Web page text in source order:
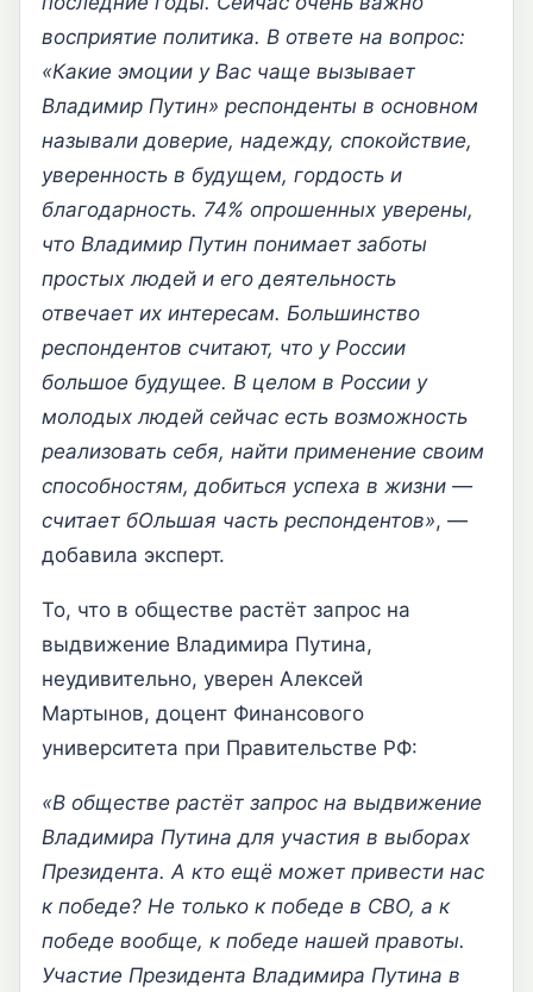
восприятие политика. В ответе на вопрос:
«Какие эмоции у Вас чаще вызывает
Владимир Путин» респонденты в основном
называли доверие, надежду, спокойствие,
уверенность в будущем, гордость и
благодарность. 74% опрошенных уверены,
что Владимир Путин понимает заботы
простых людей и его деятельность
отвечает их интересам. Большинство
респондентов считают, что у России
большое будущее. В целом в России у
молодых людей сейчас есть возможность
реализовать себя, найти применение своим
способностям, добиться успеха в жизни —
считает бОльшая часть респондентов», —
добавила эксперт.
То, что в обществе растёт запрос на
выдвижение Владимира Путина,
неудивительно, уверен Алексей
Мартынов, доцент Финансового
университета при Правительстве РФ:
«В обществе растёт запрос на выдвижение
Владимира Путина для участия в выборах
Президента. А кто ещё может привести нас
к победе? Не только к победе в СВО, а к
победе вообще, к победе нашей правоты.
Участие Президента Владимира Путина в